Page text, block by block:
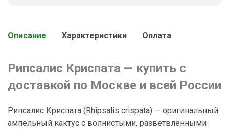
Описание Характеристики Оплата
Рипсалис Криспата — купить с
доставкой по Москве и всей России
Рипсалис Криспата (Rhipsalis crispata) — оригинальный
ампельный кактус с волнистыми, разветвлёнными